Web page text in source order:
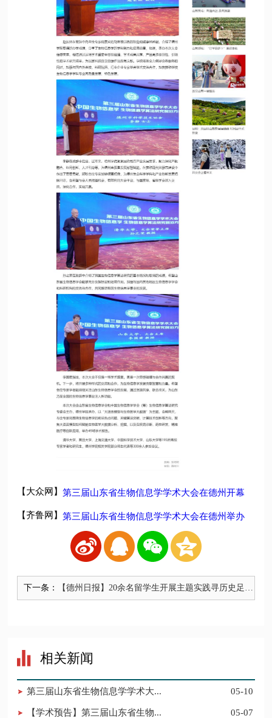
【大众网】第三届山东省生物信息学学术大会在德州开幕
【齐鲁网】第三届山东省生物信息学学术大会在德州举办
下一条：
【德州日报】20余名留学生开展主题实践寻历史足迹
赏文化瑰宝
相关新闻
第三届山东省生物信息学学术大... 05-10
【学术预告】第三届山东省生物... 05-07